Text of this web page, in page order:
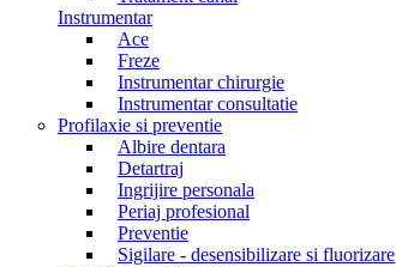
Instrumentar
Ace
Freze
Instrumentar chirurgie
Instrumentar consultatie
Profilaxie si preventie
Albire dentara
Detartraj
Ingrijire personala
Periaj profesional
Preventie
Sigilare - desensibilizare si fluorizare